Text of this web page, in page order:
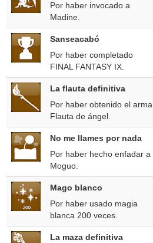
Por haber invocado a
Madine.
Sanseacabó
Por haber completado
FINAL FANTASY IX.
La flauta definitiva
Por haber obtenido el arma
Flauta de ángel.
No me llames por nada
Por haber hecho enfadar a
Moguo.
Mago blanco
Por haber usado magia
blanca 200 veces.
La maza definitiva